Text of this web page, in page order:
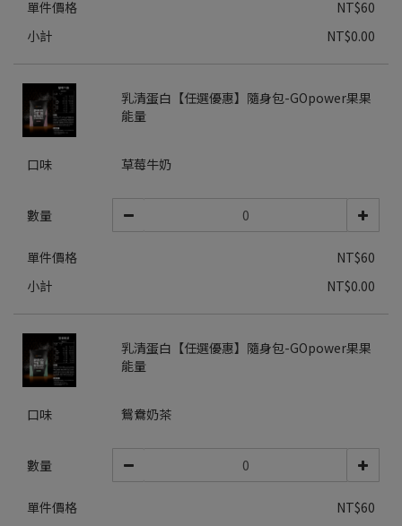
單件價格
NT$60
小計
NT$0.00
乳清蛋白【任選優惠】隨身包-GOpower果果
能量
口味 草莓牛奶
數量
單件價格
NT$60
小計
NT$0.00
乳清蛋白【任選優惠】隨身包-GOpower果果
能量
口味 鴛鴦奶茶
數量
單件價格
NT$60